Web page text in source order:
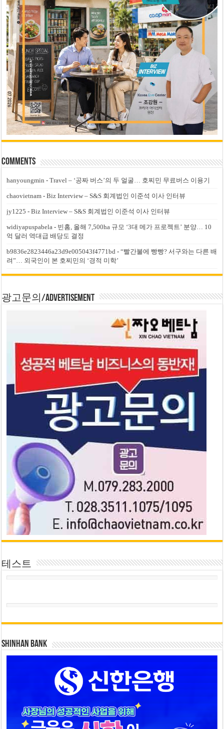
Comments
hanyoungmin -Travel – ‘공짜 버스’의 두 얼굴… 호찌민 무료버스 이용기
chaovietnam -Biz Interview – S&S 회계법인 이준석 이사 인터뷰
jy1225 -Biz Interview – S&S 회계법인 이준석 이사 인터뷰
widiyapuspabela - 빈홈, 올해 7,500ha 규모 ‘3대 메가 프로젝트’ 분양… 10
억 달러 역대급 배당도 결정
b9836e2823446a23d9e005043f4771bd -“빨간불에 빵빵? 서구와는 다른 배
려”… 외국인이 본 호찌민의 ‘경적 미학’
광고문의/Advertisement
테스트
SHINHAN BANK